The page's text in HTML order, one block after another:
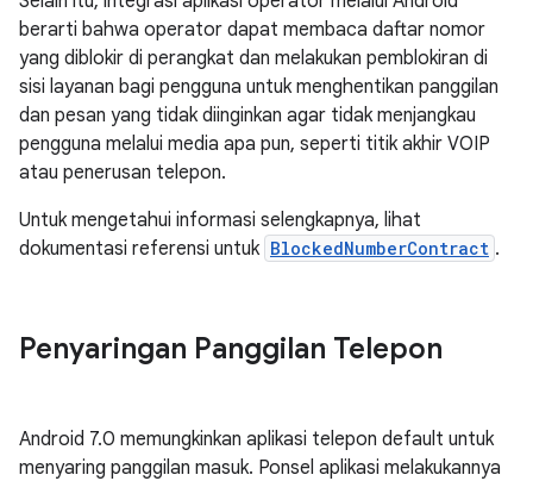
berarti bahwa operator dapat membaca daftar nomor
yang diblokir di perangkat dan melakukan pemblokiran di
sisi layanan bagi pengguna untuk menghentikan panggilan
dan pesan yang tidak diinginkan agar tidak menjangkau
pengguna melalui media apa pun, seperti titik akhir VOIP
atau penerusan telepon.
Untuk mengetahui informasi selengkapnya, lihat
dokumentasi referensi untuk BlockedNumberContract .
Penyaringan Panggilan Telepon
Android 7.0 memungkinkan aplikasi telepon default untuk
menyaring panggilan masuk. Ponsel aplikasi melakukannya